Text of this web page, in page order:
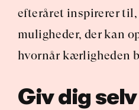
efteråret inspirerer til,
muligheder, der kan
hvornår kærligheden
Giv dig